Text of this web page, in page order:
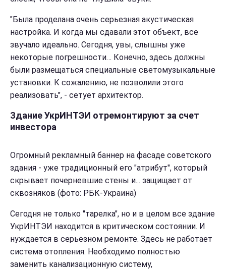
"Была проделана очень серьезная акустическая
настройка. И когда мы сдавали этот объект, все
звучало идеально. Сегодня, увы, слышны уже
некоторые погрешности… Конечно, здесь должны
были размещаться специальные светомузыкальные
установки. К сожалению, не позволили этого
реализовать", - сетует архитектор.
Здание УкрИНТЭИ отремонтируют за счет
инвестора
Огромный рекламный баннер на фасаде советского
здания - уже традиционный его "атрибут", который
скрывает почерневшие стены и... защищает от
сквозняков (фото: РБК-Украина)
Сегодня не только "тарелка", но и в целом все здание
УкрИНТЭИ находится в критическом состоянии. И
нуждается в серьезном ремонте. Здесь не работает
система отопления. Необходимо полностью
заменить канализационную систему,